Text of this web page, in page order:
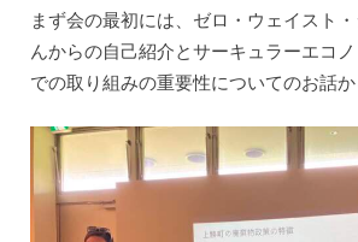
まず会の最初には、ゼロ・ウェイスト
んからの自己紹介とサーキュラーエコ
での取り組みの重要性についてのお話か